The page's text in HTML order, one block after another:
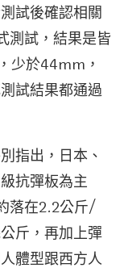
試後確認相關
測試，結果是皆
少於44mm，
試結果都通過
指出，日本、
抗彈板為主
落在2.2公斤/
斤，再加上彈
體型跟西方人